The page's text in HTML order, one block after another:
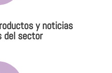
y noticias
del sector